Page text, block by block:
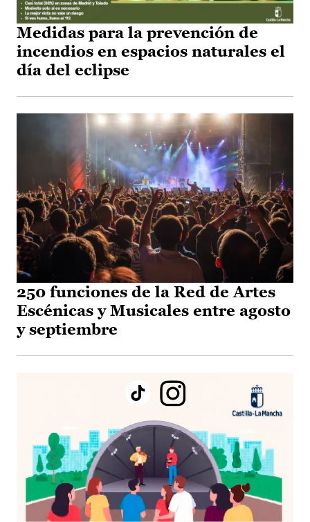
Medidas para la prevención de
incendios en espacios naturales el
día del eclipse
250 funciones de la Red de Artes
Escénicas y Musicales entre agosto
y septiembre